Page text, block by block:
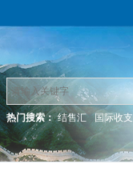
热门搜索： 结售汇 国际收支